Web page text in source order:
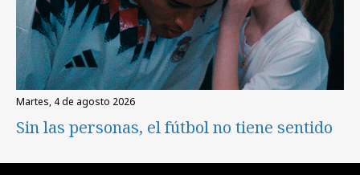
martes, 4 de agosto 2026
Sin las personas, el fútbol no tiene sentido